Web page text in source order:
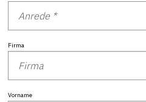
Firma
Vorname